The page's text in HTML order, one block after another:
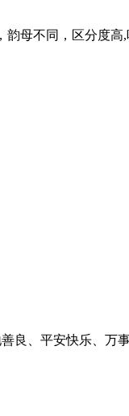
韵母不同，区分度高,
良、平安快乐、万